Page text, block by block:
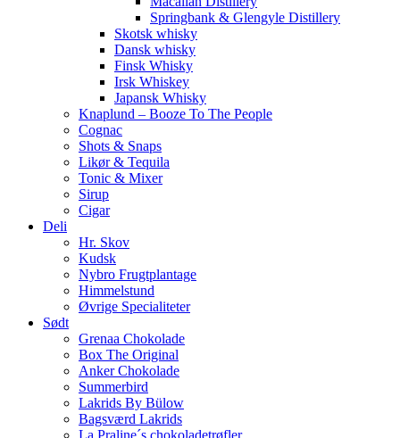
Springbank & Glengyle Distillery
Skotsk whisky
Dansk whisky
Finsk Whisky
Irsk Whiskey
Japansk Whisky
Knaplund – Booze To The People
Cognac
Shots & Snaps
Likør & Tequila
Tonic & Mixer
Sirup
Cigar
Deli
Hr. Skov
Kudsk
Nybro Frugtplantage
Himmelstund
Øvrige Specialiteter
Sødt
Grenaa Chokolade
Box The Original
Anker Chokolade
Summerbird
Lakrids By Bülow
Bagsværd Lakrids
La Praline´s chokoladetrøfler